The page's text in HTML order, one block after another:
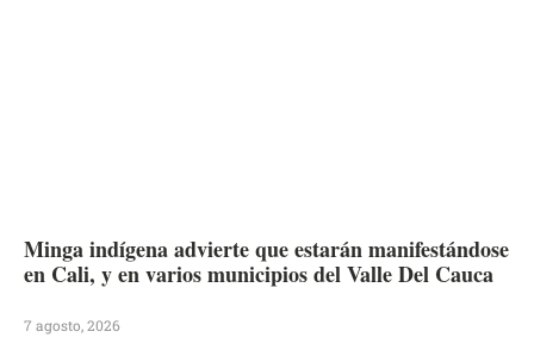
Minga indígena advierte que estarán manifestándose
en Cali, y en varios municipios del Valle Del Cauca
7 agosto, 2026